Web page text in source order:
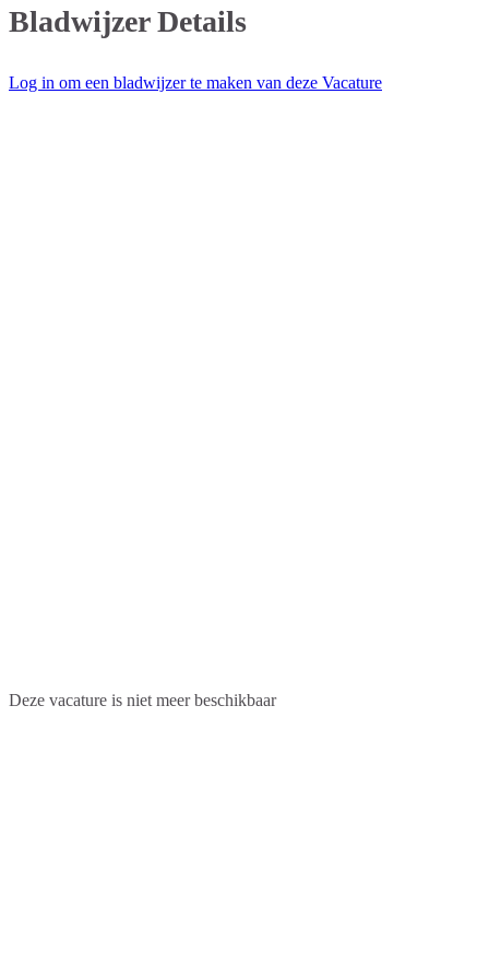
Bladwijzer Details
Log in om een bladwijzer te maken van deze Vacature
Deze vacature is niet meer beschikbaar